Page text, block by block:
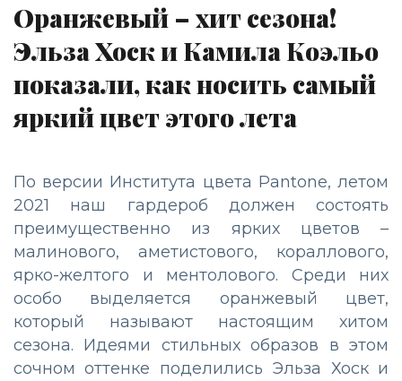
Оранжевый – хит сезона!
Эльза Хоск и Камила Коэльо
показали, как носить самый
яркий цвет этого лета
По версии Института цвета Pantone, летом
2021 наш гардероб должен состоять
преимущественно из ярких цветов –
малинового, аметистового, кораллового,
ярко-желтого и ментолового. Среди них
особо выделяется оранжевый цвет,
который называют настоящим хитом
сезона. Идеями стильных образов в этом
сочном оттенке поделились Эльза Хоск и